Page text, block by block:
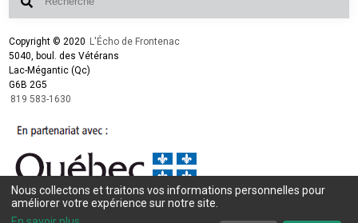
Copyright © 2020 L'Écho de Frontenac
5040, boul. des Vétérans
Lac-Mégantic (Qc)
G6B 2G5
819 583-1630
Conception et design :L'Écho de Frontenac
Intégration et programmation :
Nous collectons et traitons vos informations personnelles pour
améliorer votre expérience sur notre site.